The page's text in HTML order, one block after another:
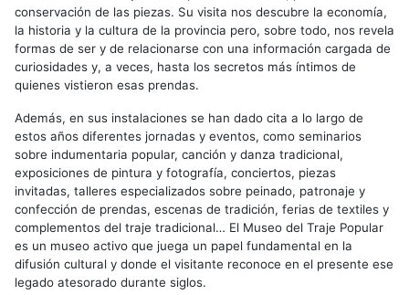
conservación de las piezas. Su visita nos descubre la economía,
la historia y la cultura de la provincia pero, sobre todo, nos revela
formas de ser y de relacionarse con una información cargada de
curiosidades y, a veces, hasta los secretos más íntimos de
quienes vistieron esas prendas.
Además, en sus instalaciones se han dado cita a lo largo de
estos años diferentes jornadas y eventos, como seminarios
sobre indumentaria popular, canción y danza tradicional,
exposiciones de pintura y fotografía, conciertos, piezas
invitadas, talleres especializados sobre peinado, patronaje y
confección de prendas, escenas de tradición, ferias de textiles y
complementos del traje tradicional… El Museo del Traje Popular
es un museo activo que juega un papel fundamental en la
difusión cultural y donde el visitante reconoce en el presente ese
legado atesorado durante siglos.